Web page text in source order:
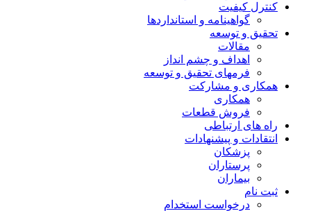
کنترل کیفیت
گواهينامه و استانداردها
تحقيق و توسعه
مقالات
اهداف و چشم انداز
فرمهای تحقیق و توسعه
همکاری و مشارکت
همکاری
فروش قطعات
راه های ارتباطی
انتقادات و پيشنهادات
پزشكان
پرستاران
بيماران
ثبت نام
درخواست استخدام